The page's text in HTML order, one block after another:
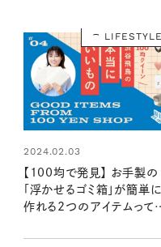
LIFESTYLE
2024.02.03
【100均で発見】 お手製の
「浮かせるゴミ箱」が簡単に
作れる2つのアイテムって？
『本当にいいもの』第4回③